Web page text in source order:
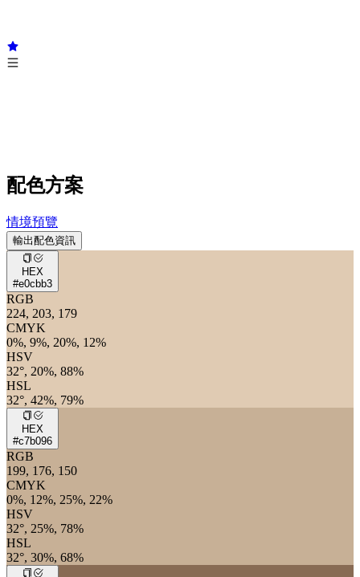
配色方案
情境預覽
輸出配色資訊
HEX
#e0cbb3
RGB
224, 203, 179
CMYK
0%, 9%, 20%, 12%
HSV
32°, 20%, 88%
HSL
32°, 42%, 79%
HEX
#c7b096
RGB
199, 176, 150
CMYK
0%, 12%, 25%, 22%
HSV
32°, 25%, 78%
HSL
32°, 30%, 68%